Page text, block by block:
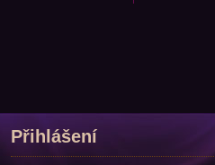
Přihlášení